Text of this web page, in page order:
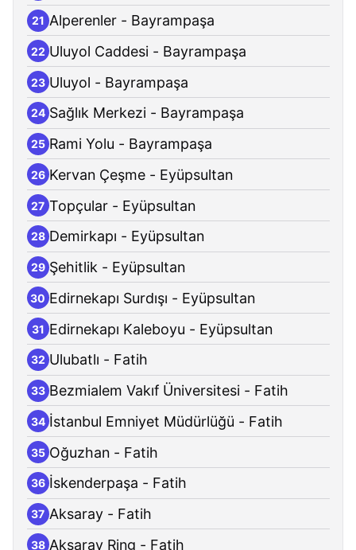
21 Alperenler - Bayrampaşa
22 Uluyol Caddesi - Bayrampaşa
23 Uluyol - Bayrampaşa
24 Sağlık Merkezi - Bayrampaşa
25 Rami Yolu - Bayrampaşa
26 Kervan Çeşme - Eyüpsultan
27 Topçular - Eyüpsultan
28 Demirkapı - Eyüpsultan
29 Şehitlik - Eyüpsultan
30 Edirnekapı Surdışı - Eyüpsultan
31 Edirnekapı Kaleboyu - Eyüpsultan
32 Ulubatlı - Fatih
33 Bezmialem Vakıf Üniversitesi - Fatih
34 İstanbul Emniyet Müdürlüğü - Fatih
35 Oğuzhan - Fatih
36 İskenderpaşa - Fatih
37 Aksaray - Fatih
38 Aksaray Ring - Fatih